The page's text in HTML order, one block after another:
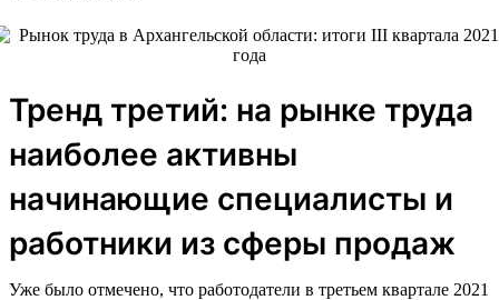
Тренд третий: на рынке труда
наиболее активны
начинающие специалисты и
работники из сферы продаж
Уже было отмечено, что работодатели в третьем квартале 2021